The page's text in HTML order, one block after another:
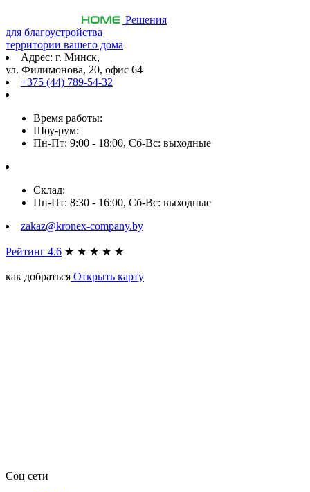
Решения
для благоустройства
территории вашего дома
Адрес: г. Минск,
ул. Филимонова, 20, офис 64
+375 (44) 789-54-32
Время работы:
Шоу-рум:
Пн-Пт: 9:00 - 18:00, Сб-Вс: выходные
Склад:
Пн-Пт: 8:30 - 16:00, Сб-Вс: выходные
zakaz@kronex-company.by
Рейтинг 4.6 ★ ★ ★ ★ ★
как добраться Открыть карту
Соц сети